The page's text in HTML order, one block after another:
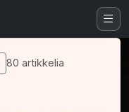
80 artikkelia